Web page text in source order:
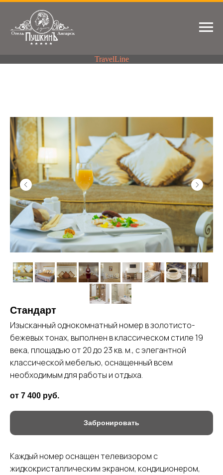
TravelLine
Стандарт
Изысканный однокомнатный номер в золотисто-
бежевых тонах, выполнен в классическом стиле 19
века, площадью от 20 до 23 кв. м., с элегантной
классической мебелью, оснащенный всем
необходимым для работы и отдыха.
от 7 400 руб.
Забронировать
Каждый номер оснащен телевизором с
жидкокристаллическим экраном, кондиционером,